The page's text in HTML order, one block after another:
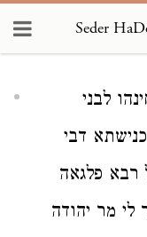
לבני
דבי
רבא פלגאה
מר יהודה